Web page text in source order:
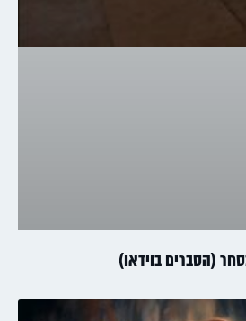
(הסברים בוידאו)